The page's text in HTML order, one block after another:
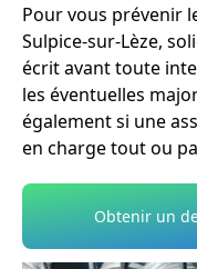
Pour vous prévenir
Sulpice-sur-Lèze,
écrit avant toute
les éventuelles
également si une
en charge tout ou
Obtenir un